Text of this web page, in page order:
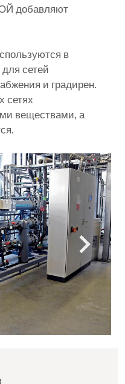
добавляют
в
сетей
и градирен.
сетях
веществами, а